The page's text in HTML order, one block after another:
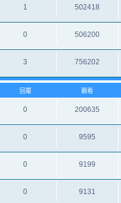
1 502418
0 506200
3 756202
回覆 觀看
0 200635
0 9595
0 9199
0 9131